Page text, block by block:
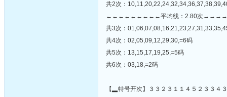
共2次：
←←←←←←←←←平均线：2.80次
共3次：
共4次：02,05,09,12,29,30,=6码
共5次：13,15,17,19,25,=5码
共6次：03,18,=2码
【▂特号开次】３３２３１１４５２３３４